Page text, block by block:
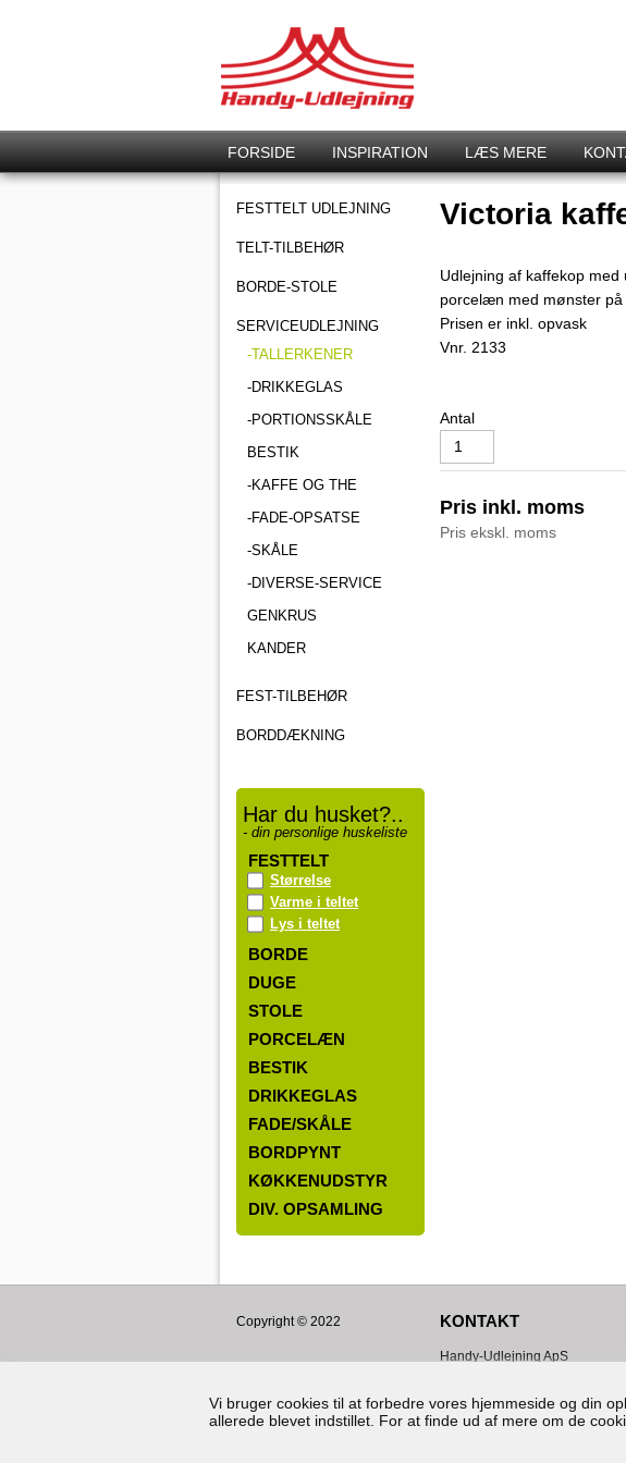
Vi bruger cookies til at forbedre vores hjemmeside og din
allerede blevet indstillet. For at finde ud af mere om de
FORSIDE INSPIRATION LÆS MERE
FESTTELT UDLEJNING
TELT-TILBEHØR
BORDE-STOLE
SERVICEUDLEJNING
-TALLERKENER
-DRIKKEGLAS
-PORTIONSSKÅLE
BESTIK
-KAFFE OG THE
-FADE-OPSATSE
-SKÅLE
-DIVERSE-SERVICE
GENKRUS
KANDER
FEST-TILBEHØR
BORDDÆKNING
Har du husket?..
- din personlige huskeliste
FESTTELT
Størrelse
Varme i teltet
Lys i teltet
BORDE
DUGE
STOLE
PORCELÆN
BESTIK
DRIKKEGLAS
FADE/SKÅLE
BORDPYNT
KØKKENUDSTYR
DIV. OPSAMLING
Victoria
Udlejning af kaffekop med
porcelæn med mønster på
Prisen er inkl. opvask
Vnr. 2133
Antal
Pris inkl. moms
Pris ekskl. moms
Copyright © 2022 KONTAKT
Handy-Udlejning ApS
CVR: 31152763